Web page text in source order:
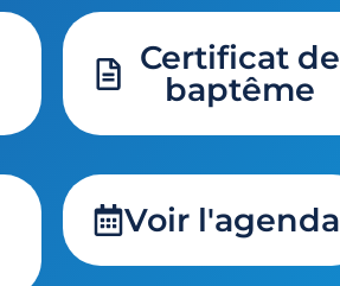
Certificat de
baptême
Voir l'agenda